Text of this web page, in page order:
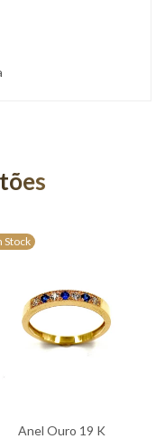
Stock
Anel Ouro 19 K